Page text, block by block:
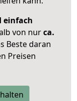
einfach
von nurca.
Beste daran
Preisen